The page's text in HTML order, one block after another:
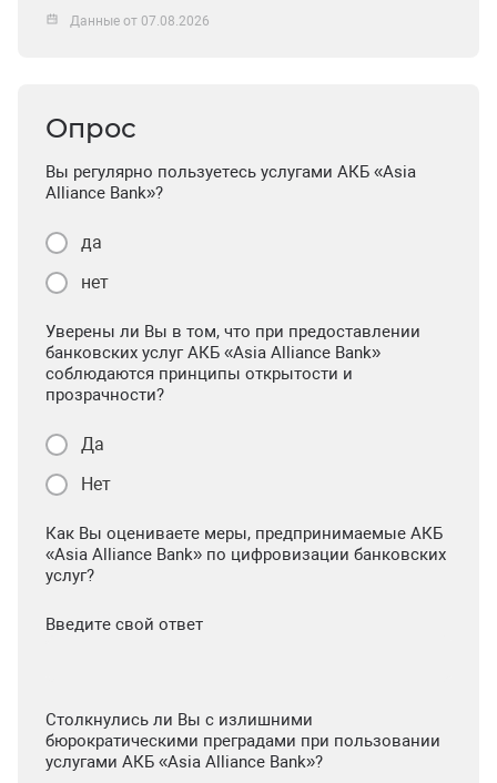
Данные от 07.08.2026
Опрос
Вы регулярно пользуетесь услугами АКБ «Asia
Alliance Bank»?
да
нет
Уверены ли Вы в том, что при предоставлении
банковских услуг АКБ «Asia Alliance Bank»
соблюдаются принципы открытости и
прозрачности?
Да
Нет
Как Вы оцениваете меры, предпринимаемые АКБ
«Asia Alliance Bank» по цифровизации банковских
услуг?
Введите свой ответ
Столкнулись ли Вы с излишними
бюрократическими преградами при пользовании
услугами АКБ «Asia Alliance Bank»?